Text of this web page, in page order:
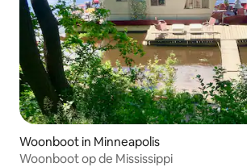
Woonboot in Minneapolis
Woonboot op de Mississippi